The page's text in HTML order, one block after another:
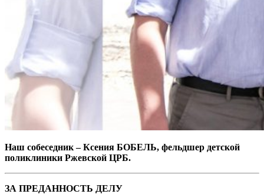
Наш собеседник – Ксения БОБЕЛЬ, фельдшер детской
поликлиники Ржевской ЦРБ.
ЗА ПРЕДАННОСТЬ ДЕЛУ